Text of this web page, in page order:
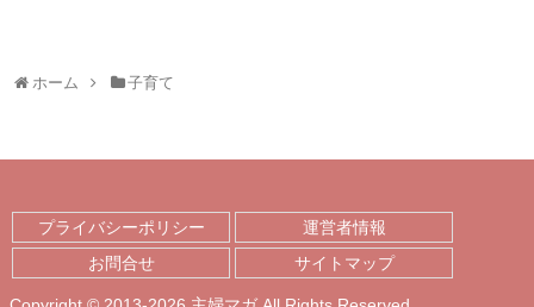
ホーム 子育て
プライバシーポリシー
運営者情報
お問合せ
サイトマップ